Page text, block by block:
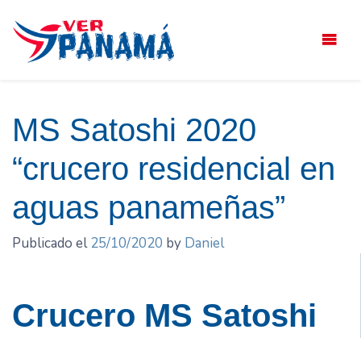
contenido
MS Satoshi 2020
“crucero residencial en
aguas panameñas”
Publicado el25/10/2020 by Daniel
Crucero MS Satoshi